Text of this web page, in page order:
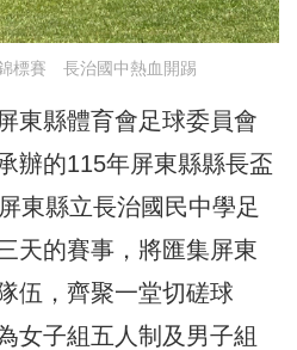
標賽 長治國中熱血開踢
東縣體育會足球委員會
辦的115年屏東縣縣長盃
東縣立長治國民中學足
天的賽事，將匯集屏東
伍，齊聚一堂切磋球
女子組五人制及男子組